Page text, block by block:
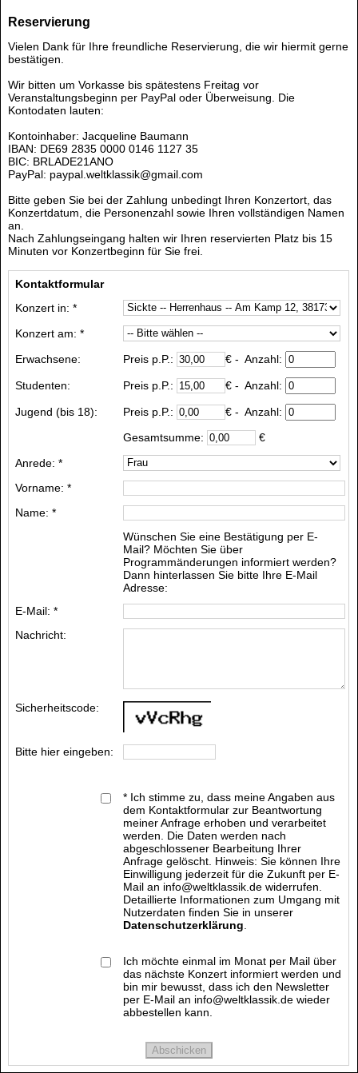
Reservierung
Vielen Dank für Ihre freundliche Reservierung, die wir hiermit gerne
bestätigen.
Wir bitten um Vorkasse bis spätestens Freitag vor
Veranstaltungsbeginn per PayPal oder Überweisung. Die
Kontodaten lauten:
Kontoinhaber: Jacqueline Baumann
IBAN: DE69 2835 0000 0146 1127 35
BIC: BRLADE21ANO
PayPal: paypal.weltklassik@gmail.com
Bitte geben Sie bei der Zahlung unbedingt Ihren Konzertort, das
Konzertdatum, die Personenzahl sowie Ihren vollständigen Namen
an.
Nach Zahlungseingang halten wir Ihren reservierten Platz bis 15
Minuten vor Konzertbeginn für Sie frei.
Kontaktformular
Konzert in: *
Konzert am: *
Erwachsene:
Preis p.P.: € - Anzahl:
Studenten: Preis p.P.: € - Anzahl:
Jugend (bis 18): Preis p.P.: € - Anzahl:
Gesamtsumme:
€
Anrede: *
Vorname: *
Name: *
Wünschen Sie eine Bestätigung per E-
Mail? Möchten Sie über
Programmänderungen informiert werden?
Dann hinterlassen Sie bitte Ihre E-Mail
Adresse:
E-Mail: *
Nachricht:
Sicherheitscode:
Bitte hier eingeben:
* Ich stimme zu, dass meine Angaben aus
dem Kontaktformular zur Beantwortung
meiner Anfrage erhoben und verarbeitet
werden. Die Daten werden nach
abgeschlossener Bearbeitung Ihrer
Anfrage gelöscht. Hinweis: Sie können Ihre
Einwilligung jederzeit für die Zukunft per E-
Mail an info@weltklassik.de widerrufen.
Detaillierte Informationen zum Umgang mit
Nutzerdaten finden Sie in unserer
Datenschutzerklärung
Ich möchte einmal im Monat per Mail über
das nächste Konzert informiert werden und
bin mir bewusst, dass ich den Newsletter
per E-Mail an info@weltklassik.de wieder
abbestellen kann.